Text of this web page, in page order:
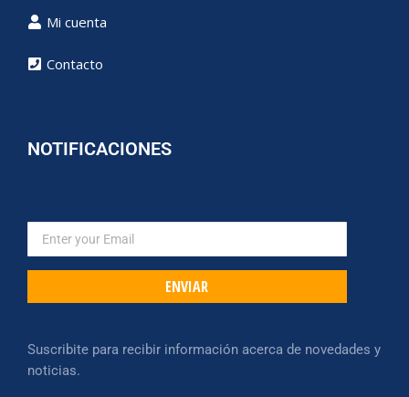
Mi cuenta
Contacto
NOTIFICACIONES
ENVIAR
Suscribite para recibir información acerca de novedades y
noticias.